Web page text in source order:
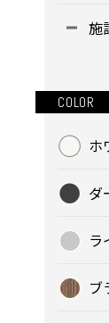
施
COLOR
ホ
ダ
ラ
ブ